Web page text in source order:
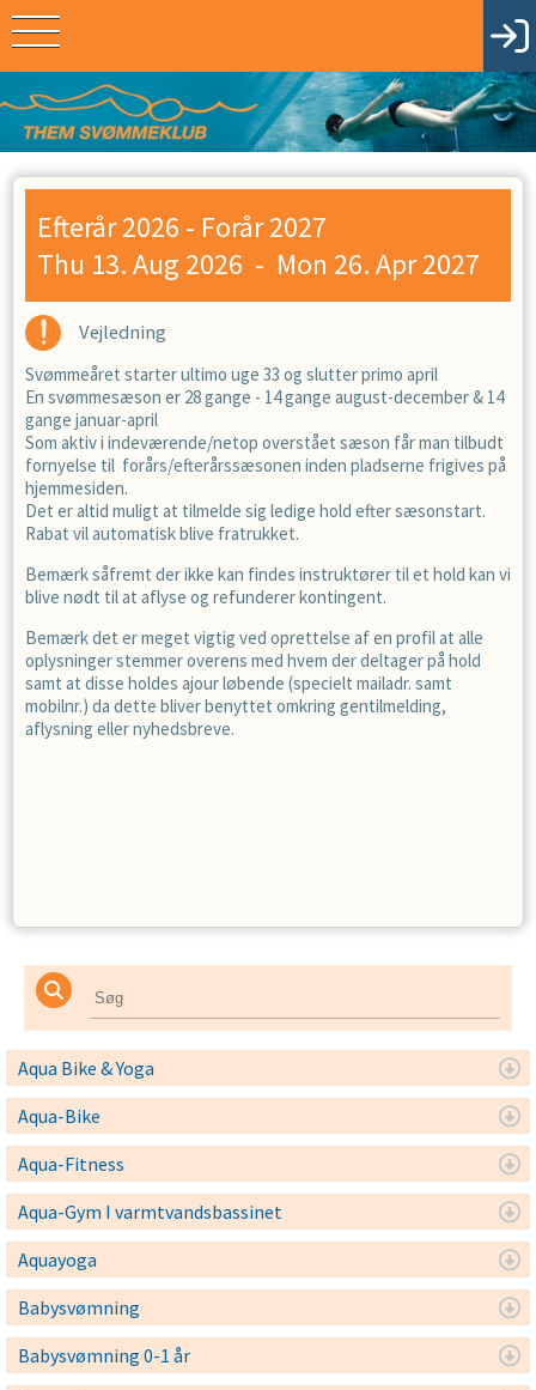
Efterår 2026 - Forår 2027
Thu 13. Aug 2026 - Mon 26. Apr 2027
Vejledning
Svømmeåret starter ultimo uge 33 og slutter primo april
En svømmesæson er 28 gange - 14 gange august-december & 14
gange januar-april
Som aktiv i indeværende/netop overstået sæson får man tilbudt
fornyelse til forårs/efterårssæsonen inden pladserne frigives på
hjemmesiden.
Det er altid muligt at tilmelde sig ledige hold efter sæsonstart.
Rabat vil automatisk blive fratrukket.
Bemærk såfremt der ikke kan findes instruktører til et hold kan vi
blive nødt til at aflyse og refunderer kontingent.
Bemærk det er meget vigtig ved oprettelse af en profil at alle
oplysninger stemmer overens med hvem der deltager på hold
samt at disse holdes ajour løbende (specielt mailadr. samt
mobilnr.) da dette bliver benyttet omkring gentilmelding,
aflysning eller nyhedsbreve.
Aqua Bike & Yoga
Aqua-Bike
Aqua-Fitness
Aqua-Gym I varmtvandsbassinet
Aquayoga
Babysvømning
Babysvømning 0-1 år